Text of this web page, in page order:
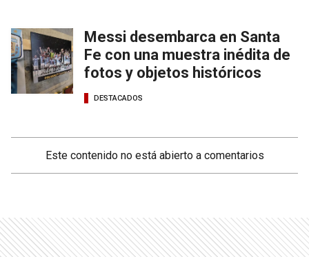
Messi desembarca en Santa
Fe con una muestra inédita de
fotos y objetos históricos
DESTACADOS
Este contenido no está abierto a comentarios